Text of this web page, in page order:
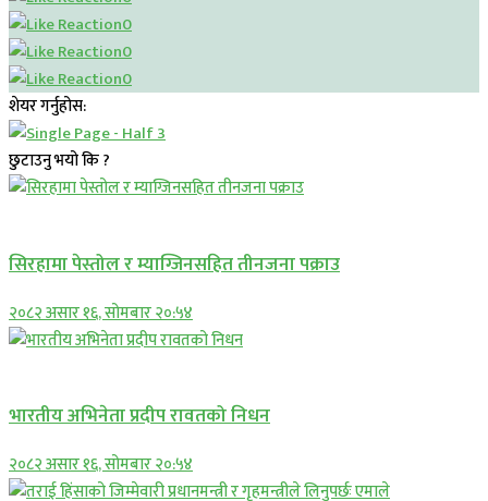
0
0
0
शेयर गर्नुहोस:
छुटाउनु भयो कि ?
सिरहामा पेस्तोल र म्याग्जिनसहित तीनजना पक्राउ
२०८२ असार १६, सोमबार २०:५४
भारतीय अभिनेता प्रदीप रावतको निधन
२०८२ असार १६, सोमबार २०:५४